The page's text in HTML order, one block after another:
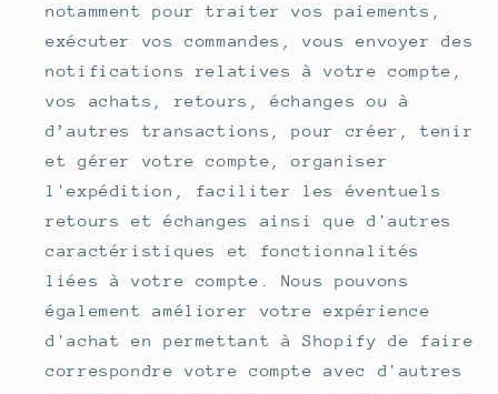
notamment pour traiter vos paiements,
exécuter vos commandes, vous envoyer des
notifications relatives à votre compte,
vos achats, retours, échanges ou à
d’autres transactions, pour créer, tenir
et gérer votre compte, organiser
l'expédition, faciliter les éventuels
retours et échanges ainsi que d'autres
caractéristiques et fonctionnalités
liées à votre compte. Nous pouvons
également améliorer votre expérience
d'achat en permettant à Shopify de faire
correspondre votre compte avec d'autres